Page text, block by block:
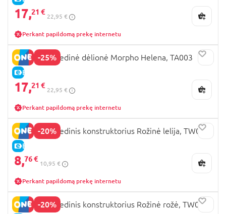
17,21 €
22,95 €
Perkant papildomą prekę internetu
-25%
E-KAINA
ROWOOD Medinė dėlionė Morpho Helena, TA003
17,21 €
22,95 €
Perkant papildomą prekę internetu
-20%
E-KAINA
ROWOOD Medinis konstruktorius Rožinė lelija, TW071
8,76 €
10,95 €
Perkant papildomą prekę internetu
-20%
ROWOOD Medinis konstruktorius Rožinė rožė, TW041